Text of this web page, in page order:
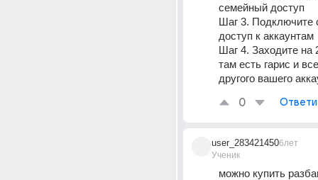
семейный доступ
Шаг 3. Подключите
доступ к аккаунтам
Шаг 4. Заходите на
там есть гарис и
другого вашего
0
user_283421450
Ученик
6лет
можно купить